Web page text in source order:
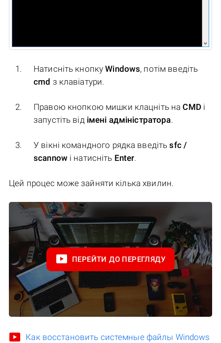
Натисніть кнопкуWindows, потім введіть
cmd з клавіатури.
Правою кнопкою мишки клацніть наCMDі
запустіть від імені адміністратора.
У вікні командного рядка введітьsfc /
scannowі натисніть Enter.
Цей процес може зайняти кілька хвилин.
ПЕРЕЙТИ ДО ПЕРЕГЛЯДУ
Как восстановить системные файлы Windows